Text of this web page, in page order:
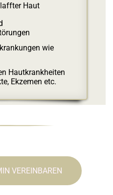
Haut
wie
Hautkrankheiten
Ekzemen etc.
VEREINBAREN